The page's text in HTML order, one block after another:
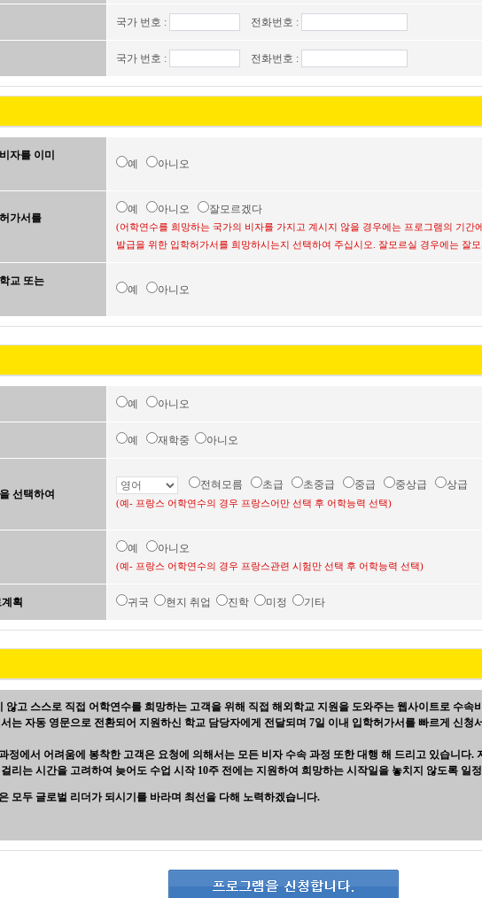
국가 번호 : 전화번호 :
국가 번호 : 전화번호 :
자를 이미
예 아니오
가서를
예 아니오 잘모르겠다
(어학연수를 희망하는 국가의 비자를 가지고 계시지 않을 경우에는 프로그램의 기간
발급을 위한 입학허가서를 희망하시는지 선택하여 주십시오. 잘모르실 경우에는 잘
교 또는
예 아니오
예 아니오
예 재학중 아니오
선택하여
전혀모름 초급 초중급 중급 중상급 상급
(예- 프랑스 어학연수의 경우 프랑스어만 선택 후 어학능력 선택)
예 아니오
(예- 프랑스 어학연수의 경우 프랑스관련 시험만 선택 후 어학능력 선택)
획 귀국 현지 취업 진학 미정 기타
않고 스스로 직접 어학연수를 희망하는 고객을 위해 직접 해외학교 지원을 도와주는 웹사이트로 수속
는 자동 영문으로 전환되어 지원하신 학교 담당자에게 전달되며 7일 이내 입학허가서를 빠르게 신청
정에서 어려움에 봉착한 고객은 요청에 의해서는 모든 비자 수속 과정 또한 대행 해 드리고 있습니다.
리는 시간을 고려하여 늦어도 수업 시작 10주 전에는 지원하여 희망하는 시작일을 놓치지 않도록 일
모두 글로벌 리더가 되시기를 바라며 최선을 다해 노력하겠습니다.